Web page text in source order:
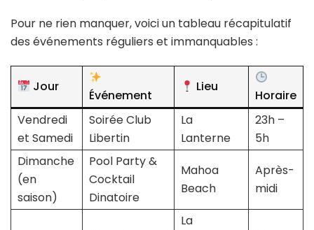
Pour ne rien manquer, voici un tableau récapitulatif
des événements réguliers et immanquables :
Jour
Événement
Lieu
Horaire
Vendredi
et Samedi
Soirée Club
Libertin
La
Lanterne
23h –
5h
Dimanche
(en
saison)
Pool Party &
Cocktail
Dinatoire
Mahoa
Beach
Après-
midi
La